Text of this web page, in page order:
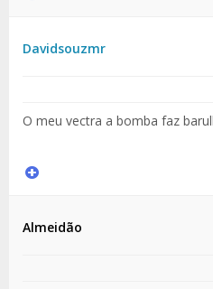
Davidsouzmr
O meu vectra a bomba faz
Almeidão